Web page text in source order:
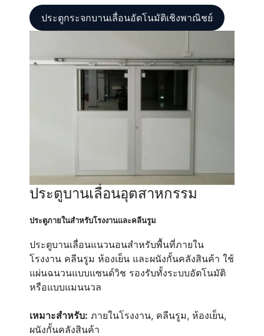
ประตูกระจกบานเลื่อนอัตโนมัติเชิงพาณิชย์
ประตูบานเลื่อนอุตสาหกรรม
ประตูภายในสำหรับโรงงานและคลีนรูม
ประตูบานเลื่อนแนวนอนสำหรับพื้นที่ภายใน
โรงงาน คลีนรูม ห้องเย็น และผนังกั้นคลังสินค้า ใช้
แผ่นฉนวนแบบแซนด์วิช รองรับทั้งระบบอัตโนมัติ
หรือแบบแมนนวล
เหมาะสำหรับ: ภายในโรงงาน, คลีนรูม, ห้องเย็น,
ผนังกั้นคลังสินค้า